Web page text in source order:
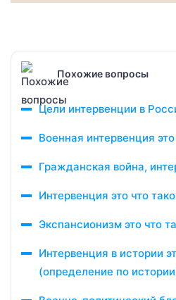
Похожие вопросы
Цели интервенции в
Военная интервенция это
Гражданская война,
Интервенция это что
Экспансионизм это что
Интервенция в истории
(определение по